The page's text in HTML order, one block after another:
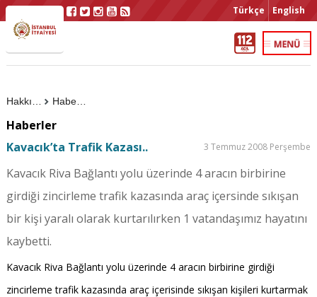
Türkçe English
Haberler
Haberler
Kavacık’ta Trafik Kazası..
3 Temmuz 2008 Perşembe
Kavacık Riva Bağlantı yolu üzerinde 4 aracın birbirine
girdiği zincirleme trafik kazasında araç içersinde sıkışan
bir kişi yaralı olarak kurtarılırken 1 vatandaşımız hayatını
kaybetti.
Kavacık Riva Bağlantı yolu üzerinde 4 aracın birbirine girdiği
zincirleme trafik kazasında araç içerisinde sıkışan kişileri kurtarmak